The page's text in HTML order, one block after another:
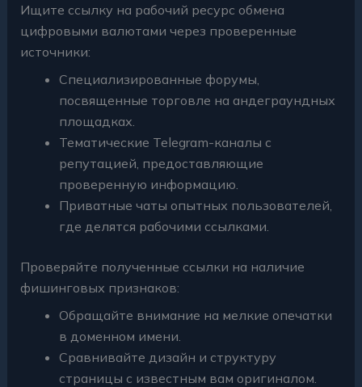
Ищите ссылку на рабочий ресурс обмена
цифровыми валютами через проверенные
источники:
Специализированные форумы,
посвященные торговле на андеграундных
площадках.
Тематические Telegram-каналы с
репутацией, предоставляющие
проверенную информацию.
Приватные чаты опытных пользователей,
где делятся рабочими ссылками.
Проверяйте полученные ссылки на наличие
фишинговых признаков:
Обращайте внимание на мелкие опечатки
в доменном имени.
Сравнивайте дизайн и структуру
страницы с известным вам оригиналом.